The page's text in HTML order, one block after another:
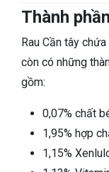
Thành
Rau Cần tây
còn có những
gồm:
0,07% chất
1,95% hợp
1,15%